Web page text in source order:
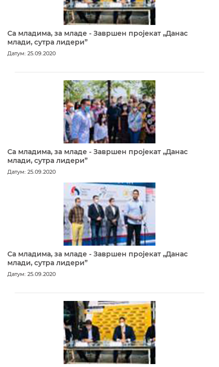
Са младима, за младе - Завршен пројекат „Данас
млади, сутра лидери”
Датум: 25.09.2020
Са младима, за младе - Завршен пројекат „Данас
млади, сутра лидери”
Датум: 25.09.2020
Са младима, за младе - Завршен пројекат „Данас
млади, сутра лидери”
Датум: 25.09.2020